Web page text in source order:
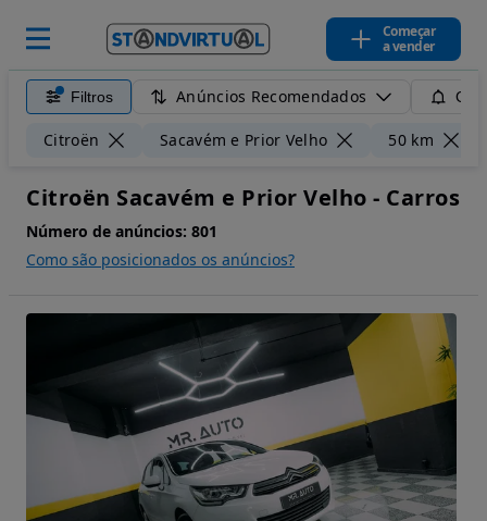
Começar
a vender
Filtros Anúncios Recomendados
Citroën Sacavém e Prior Velho 50 km
Citroën Sacavém e Prior Velho - Carros
Número de anúncios: 801
Como são posicionados os anúncios?